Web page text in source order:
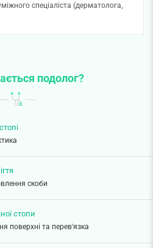
спеціаліста (дерматолога,
подолог оформить
подолог?
скоби
стопи
поверхні та перев'язка